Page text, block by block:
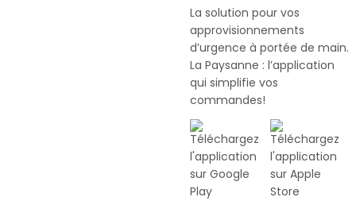
La solution pour vos
approvisionnements
d’urgence à portée de main.
La Paysanne : l’application
qui simplifie vos
commandes!